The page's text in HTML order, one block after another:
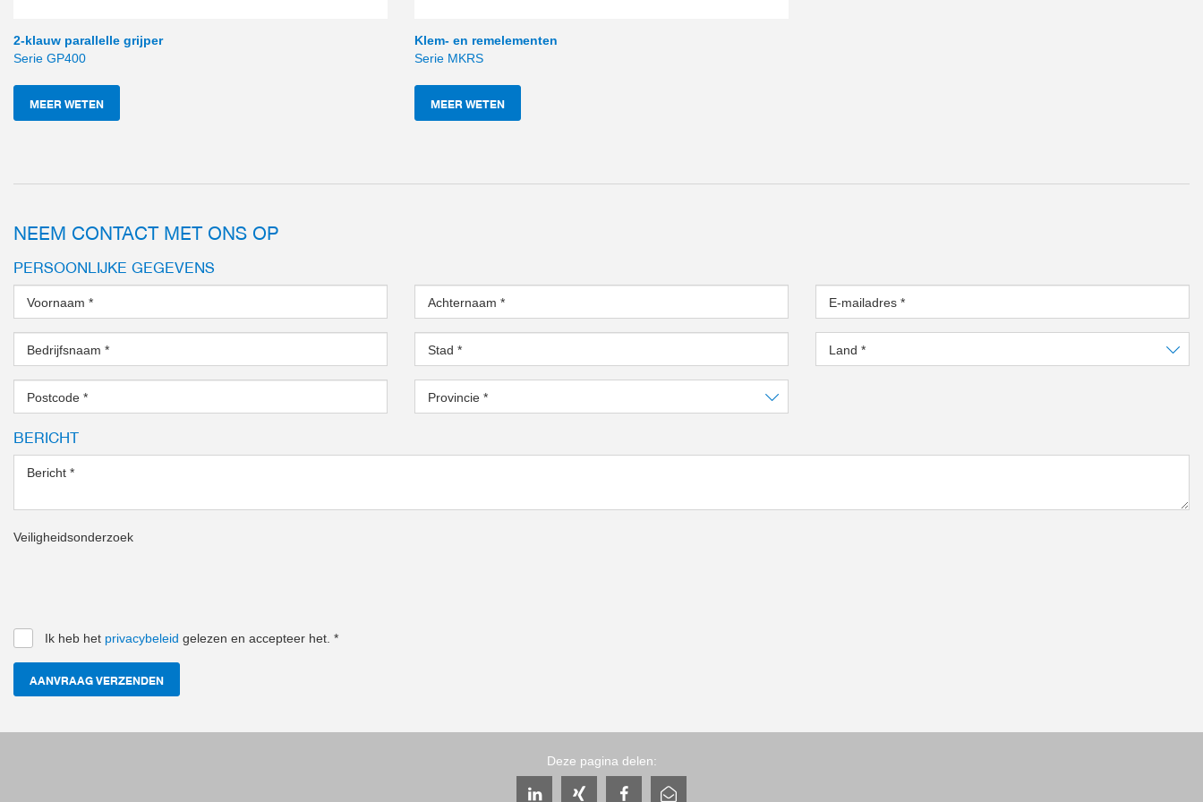
2-klauw parallelle grijper
Serie GP400
MEER WETEN
Klem- en remelementen
Serie MKRS
MEER WETEN
NEEM CONTACT MET ONS OP
PERSOONLIJKE GEGEVENS
Voornaam * Achternaam * E-mailadres *
Bedrijfsnaam * Stad * Land *
Postcode * Provincie *
BERICHT
Bericht *
Veiligheidsonderzoek
Ik heb het privacybeleid gelezen en accepteer het. *
AANVRAAG VERZENDEN
Deze pagina delen: